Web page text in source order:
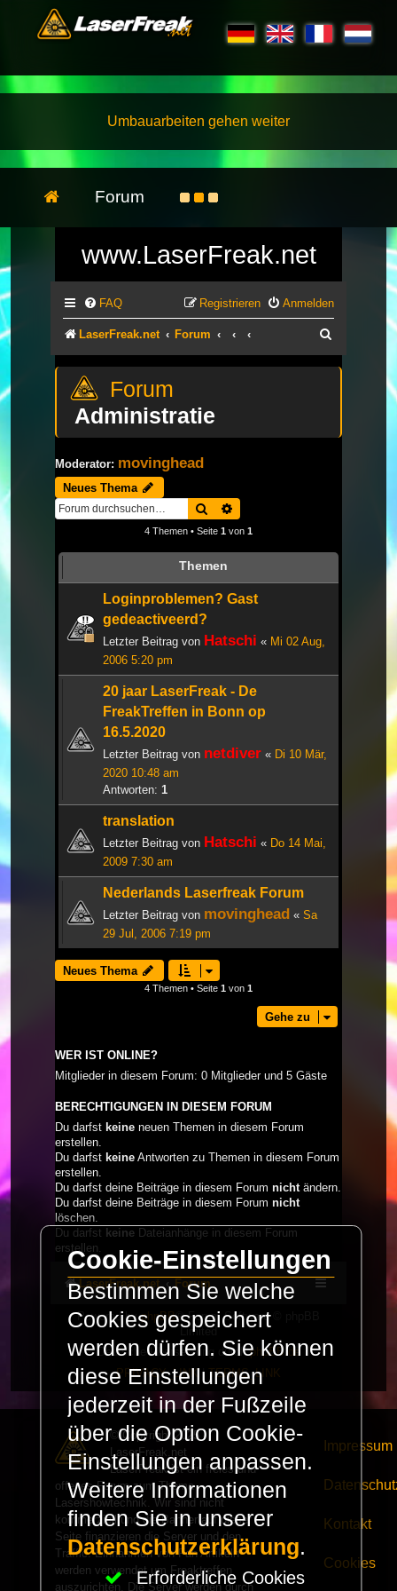
Umbauarbeiten gehen weiter
Forum
www.LaserFreak.net
FAQ Anmelden
Registrieren
LaserFreak.net Forum
Administratie
Moderator: movinghead
Neues Thema
Suche
4 Themen • Seite 1 von 1
Themen
Loginproblemen? Gast
gedeactiveerd?
Letzter Beitrag von Hatschi « Mi 02 Aug,
2006 5:20 pm
20 jaar LaserFreak - De
FreakTreffen in Bonn op
16.5.2020
Letzter Beitrag von netdiver « Di 10 Mär,
2020 10:48 am
Antworten: 1
translation
Letzter Beitrag von Hatschi « Do 14 Mai,
2009 7:30 am
Nederlands Laserfreak Forum
Letzter Beitrag von movinghead « Sa
29 Jul, 2006 7:19 pm
Neues Thema
4 Themen • Seite 1 von 1
Gehe zu
WER IST ONLINE?
Mitglieder in diesem Forum: 0 Mitglieder und 5 Gäste
BERECHTIGUNGEN IN DIESEM FORUM
Du darfst keine neuen Themen in diesem Forum
erstellen.
Du darfst keine Antworten zu Themen in diesem Forum
erstellen.
Du darfst deine Beiträge in diesem Forum nichtändern.
Du darfst deine Beiträge in diesem Forum nicht
löschen.
Du darfst keine Dateianhänge in diesem Forum
erstellen.
LaserFreak.net Forum
Powered byphpBB® Forum Software © phpBB
Limited
Deutsche Übersetzung durchphpBB.de
PRIVACY_LINK | TERMS_LINK
© Copyright 2025 -
LaserFreak.net
LaserFreak ist ein freies und
offenes Forum zum Thema
Lasershowtechnik. Wir sind nicht
kommerziell und die Banner auf dieser
Seite finanzieren die Server und den
Traffic. Einnahmen von Fan Artikeln
werden verwendet um Freaktreffen
auszurichten. Die Server werden durch
Impressum
Kontakt
Cookies
Cookie-Einstellungen
Bestimmen Sie welche
Cookies gespeichert
werden dürfen. Sie können
diese Einstellungen
jederzeit in der Fußzeile
über die Option Cookie-
Einstellungen anpassen.
Weitere Informationen
finden Sie in unserer
Datenschutzerklärung.
Erforderliche Cookies